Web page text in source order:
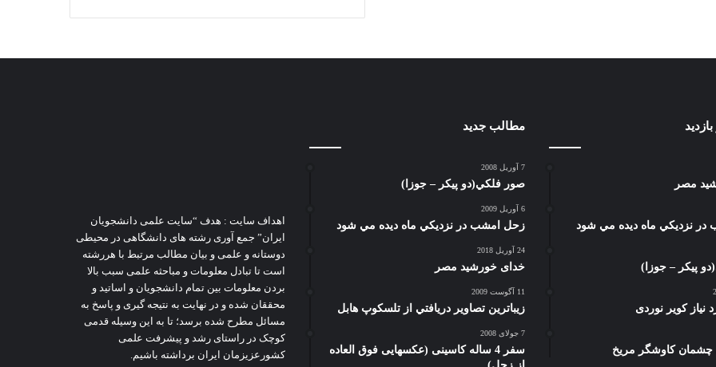
اهداف سایت : هدف “سایت علمی دانشجویان
ایران” جمع آوری رشته های دانشگاهی در محیطی
دوستانه و علمی و بیان مطالب مرتبط با هررشته
است تا تبادل معلومات و مباحثه علمی سبب بالا
بردن معلومات بین تمام دانشجویان و اساتید و
محققان شده و در نهایت به نتیجه گیری و پاسخ به
مسائل مطرح شده برسد؛ تا به این وسیله قدمی
کوچک در راستای رشد و پیشرفت علمی
کشورعزیزمان ایران برداشته باشیم.
مطالب جدید
7 آوریل 2008
صور فلكي(دو پیکر – جوزا)
6 آوریل 2009
زحل امشب در نزديكي ماه ديده مي شود
24 آوریل 2018
خدای خورشید مصر
11 آگوست 2009
زيباترين تصاوير دريافتي از تلسكوپ هابل
7 جولای 2008
سفر 4 ساله کاسینی (عکسهایی فوق العاده
مصر
نزديكي ماه ديده مي شود
پیکر – جوزا)
نیاز کویر نوردی
کاوشگر مريخ